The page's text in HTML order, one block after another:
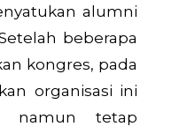
alumni
beberapa
kongres, pada
organisasi ini
namun tetap